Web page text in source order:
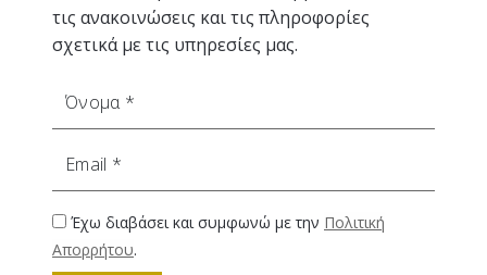
τις ανακοινώσεις και τις πληροφορίες
σχετικά με τις υπηρεσίες μας.
Έχω διαβάσει και συμφωνώ με την Πολιτική
Απορρήτου.